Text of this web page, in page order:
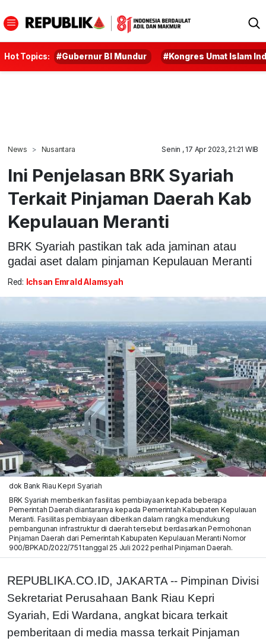
Hot Topics: #Gubernur BI Mundur #Kongres Umat Islam
News Nusantara Senin , 17 Apr 2023, 21:21 WIB
Ini Penjelasan BRK Syariah
Terkait Pinjaman Daerah Kab
Kepulauan Meranti
BRK Syariah pastikan tak ada jaminan atau
gadai aset dalam pinjaman Kepulauan Meranti
Red: Ichsan Emrald Alamsyah
dok Bank Riau Kepri Syariah
BRK Syariah memberikan fasilitas pembiayaan kepada beberapa
Pemerintah Daerah diantaranya kepada Pemerintah Kabupaten Kepulauan
Meranti. Fasilitas pembiayaan diberikan dalam rangka mendukung
pembangunan infrastruktur di daerah tersebut berdasarkan Permohonan
Pinjaman Daerah dari Pemerintah Kabupaten Kepulauan Meranti Nomor
900/BPKAD/2022/751 tanggal 25 Juli 2022 perihal Pinjaman Daerah.
REPUBLIKA.CO.ID, JAKARTA -- Pimpinan Divisi
Sekretariat Perusahaan Bank Riau Kepri
Syariah, Edi Wardana, angkat bicara terkait
pemberitaan di media massa terkait Pinjaman